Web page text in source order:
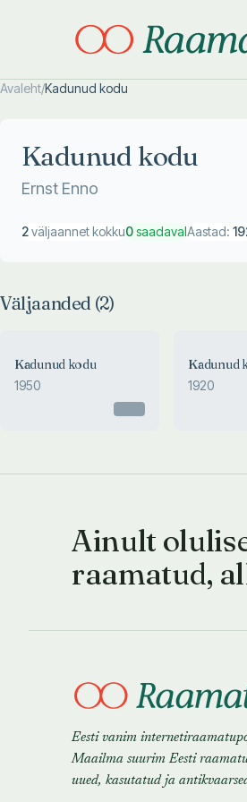
Avaleht/Kadunud kodu
Kadunud kodu
Ernst Enno
2väljaannet kokku0saadavalAastad:
Väljaanded (2)
Kadunud kodu
1950
Kadunud
1920
Ainult
raamatud,
Eesti vanim
Maailma suurim Eesti
uued, kasutatud ja